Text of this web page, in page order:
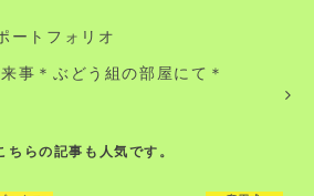
ートフォリオ
事＊ぶどう組の部屋にて＊
ちらの記事も人気です。